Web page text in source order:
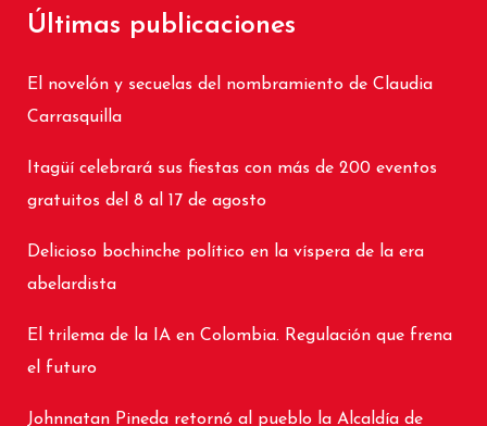
Últimas publicaciones
El novelón y secuelas del nombramiento de Claudia
Carrasquilla
Itagüí celebrará sus fiestas con más de 200 eventos
gratuitos del 8 al 17 de agosto
Delicioso bochinche político en la víspera de la era
abelardista
El trilema de la IA en Colombia. Regulación que frena
el futuro
Johnnatan Pineda retornó al pueblo la Alcaldía de